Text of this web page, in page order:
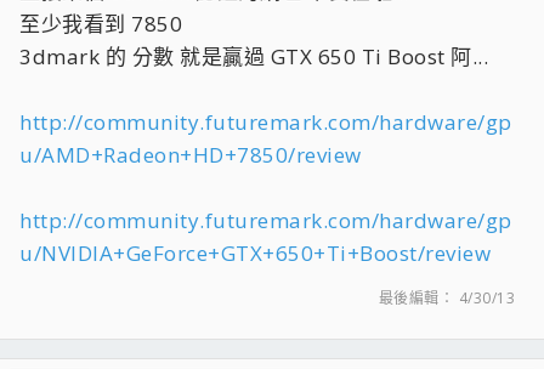
至少我看到 7850
3dmark 的 分數 就是贏過 GTX 650 Ti Boost 阿...
http://community.futuremark.com/hardware/gp
u/AMD+Radeon+HD+7850/review
http://community.futuremark.com/hardware/gp
u/NVIDIA+GeForce+GTX+650+Ti+Boost/review
最後編輯： 4/30/13